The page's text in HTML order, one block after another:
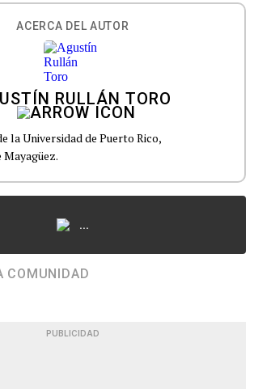
ACERCA DEL AUTOR
RULLÁN TORO
la Universidad de Puerto Rico,
Mayagüez.
...
COMUNIDAD
PUBLICIDAD